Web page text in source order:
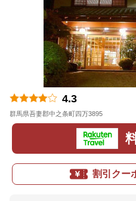
4.3
群馬県吾妻郡中之条町四万3895
割引クー